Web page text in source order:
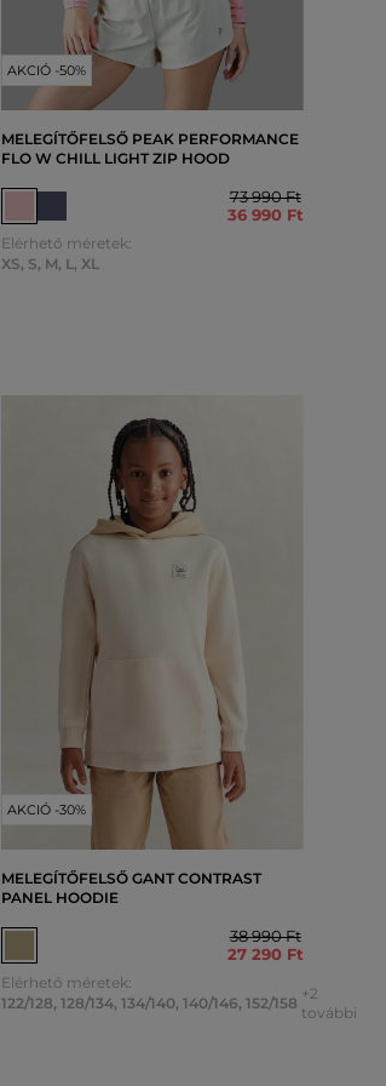
AKCIÓ -50%
MELEGÍTŐFELSŐ PEAK PERFORMANCE
FLO W CHILL LIGHT ZIP HOOD
73 990 Ft
36 990 Ft
Elérhető méretek:
XS, S, M, L, XL
AKCIÓ -30%
MELEGÍTŐFELSŐ GANT CONTRAST
PANEL HOODIE
38 990 Ft
27 290 Ft
Elérhető méretek:
122/128, 128/134, 134/140, 140/146, 152/158
+2
további